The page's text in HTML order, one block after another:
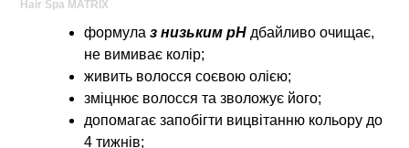
Hair Spa MATRIX
формулаз низьким pH дбайливо очищає,
не вимиває колір;
живить волосся соєвою олією;
зміцнює волосся та зволожує його;
допомагає запобігти вицвітанню кольору до
4 тижнів;